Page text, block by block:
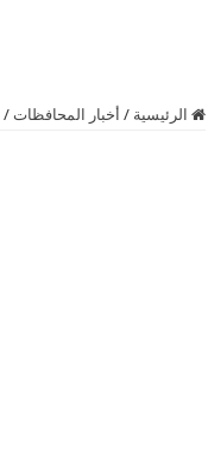
الرئيسية / أخبار المحافظات /